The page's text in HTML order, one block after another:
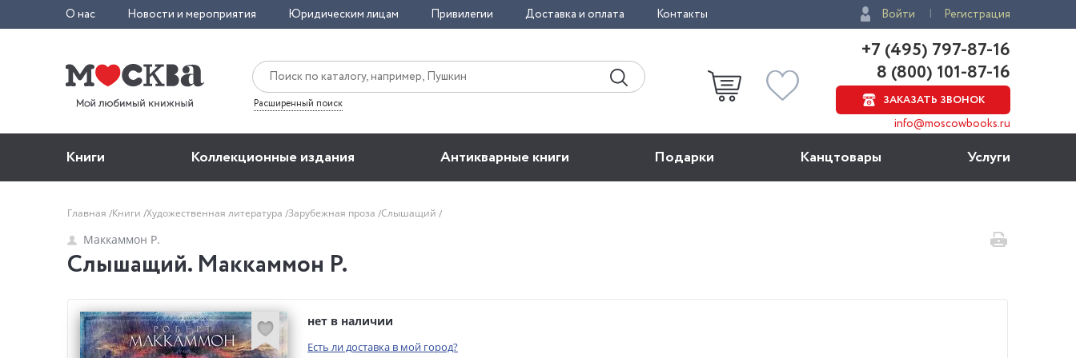
О нас Новости и мероприятия Юридическим лицам Привилегии Доставка и оплата Контакты Войти Регистрация
Расширенный поиск
+7 (495) 797-87-16
8 (800) 101-87-16
ЗАКАЗАТЬ ЗВОНОК
info@moscowbooks.ru
Книги Коллекционные издания Антикварные книги Подарки Канцтовары Услуги
Главная Книги Художественная литература Зарубежная проза Слышащий
Маккаммон Р.
Слышащий. Маккаммон Р.
нет в наличии
Есть ли доставка в мой город?